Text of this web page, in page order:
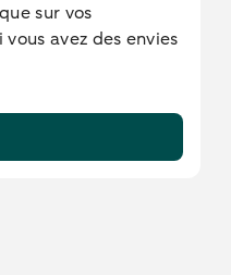
sur vos
avez des envies